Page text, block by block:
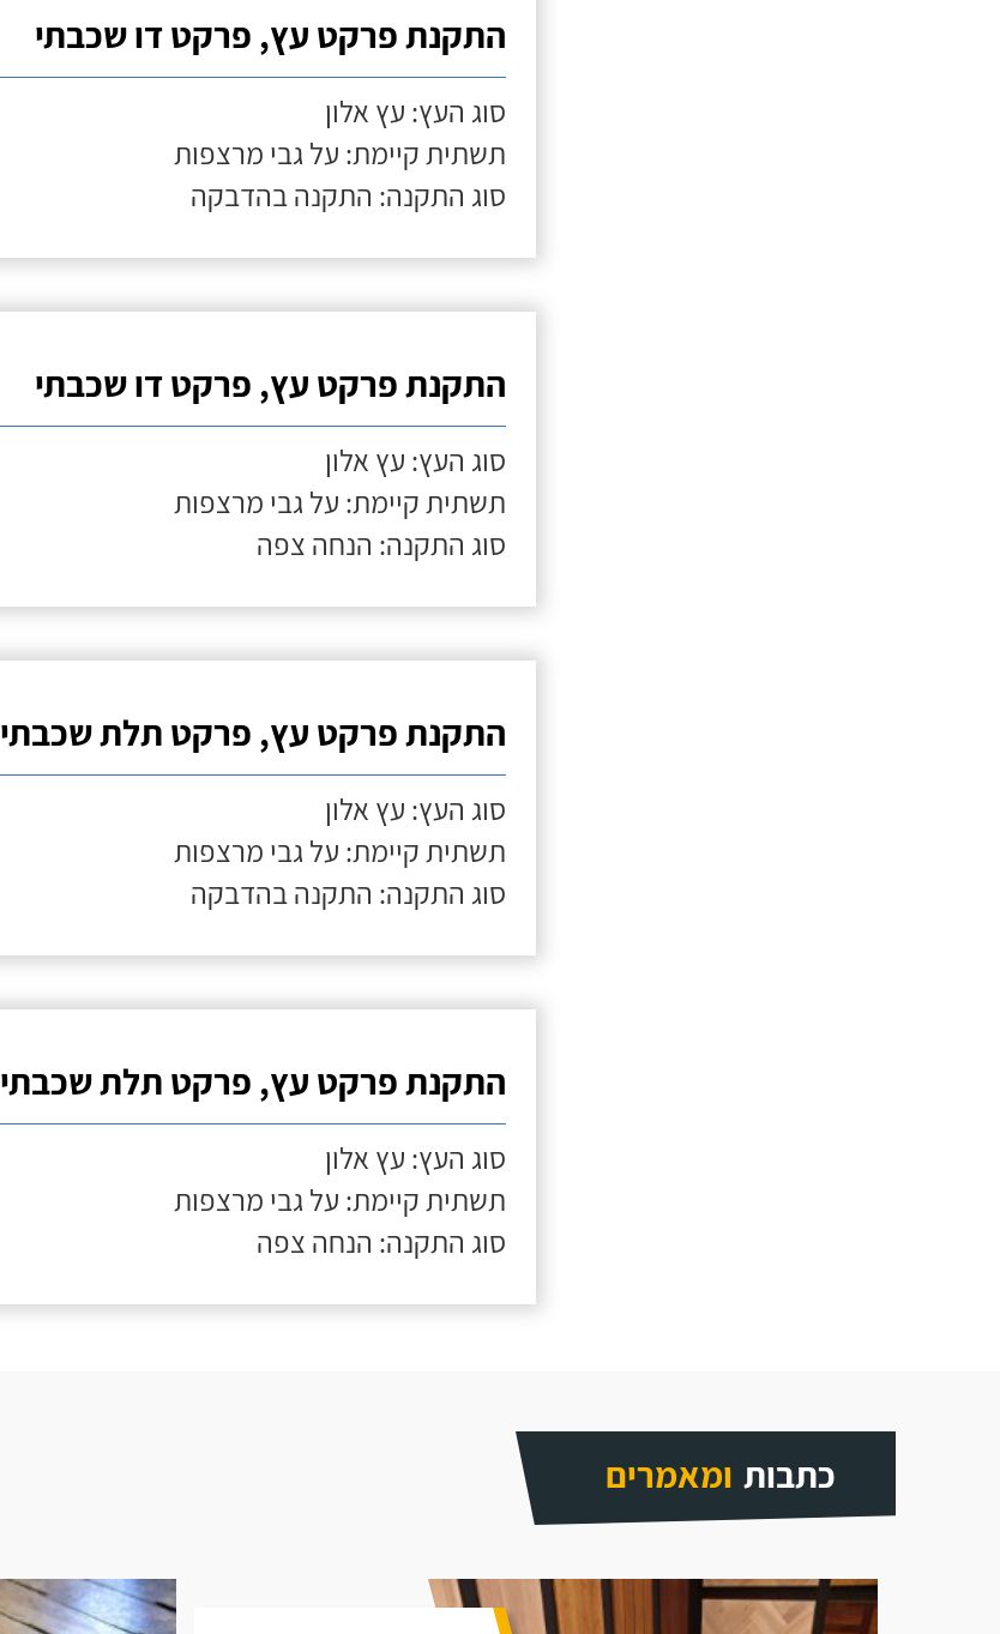
התקנת פרקט עץ, פרקט דו שכבתי
סוג העץ: עץ אלון
תשתית קיימת: על גבי מרצפות
סוג התקנה: התקנה בהדבקה
התקנת פרקט עץ, פרקט דו שכבתי
סוג העץ: עץ אלון
תשתית קיימת: על גבי מרצפות
סוג התקנה: הנחה צפה
התקנת פרקט עץ, פרקט תלת שכבתי
סוג העץ: עץ אלון
תשתית קיימת: על גבי מרצפות
סוג התקנה: התקנה בהדבקה
התקנת פרקט עץ, פרקט תלת שכבתי
סוג העץ: עץ אלון
תשתית קיימת: על גבי מרצפות
סוג התקנה: הנחה צפה
כתבות ומאמרים